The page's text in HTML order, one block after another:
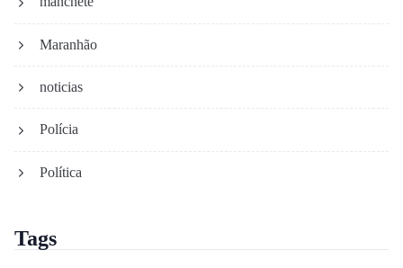
Maranhão
noticias
Polícia
Política
Tags